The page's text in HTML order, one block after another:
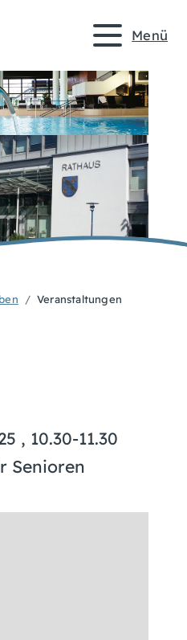
Menü
Veranstaltungen
, 10.30-11.30
Senioren